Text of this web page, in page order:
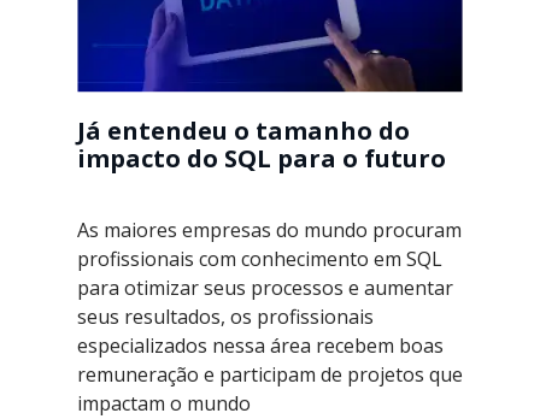
Já entendeu o tamanho do
impacto do SQL para o futuro
As maiores empresas do mundo procuram
profissionais com conhecimento em SQL
para otimizar seus processos e aumentar
seus resultados, os profissionais
especializados nessa área recebem boas
remuneração e participam de projetos que
impactam o mundo